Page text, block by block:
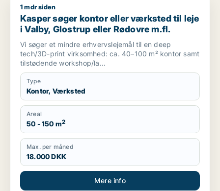
Kasper søger kontor eller værksted til leje i Valby, Glostrup
1 mdr siden
Kasper søger kontor eller værksted til leje
i Valby, Glostrup eller Rødovre m.fl.
Vi søger et mindre erhvervslejemål til en deep
tech/3D-print virksomhed: ca. 40–100 m² kontor samt
tilstødende workshop/la...
Type
Kontor, Værksted
Areal
50 - 150 m2
Max. per måned
18.000 DKK
Mere info